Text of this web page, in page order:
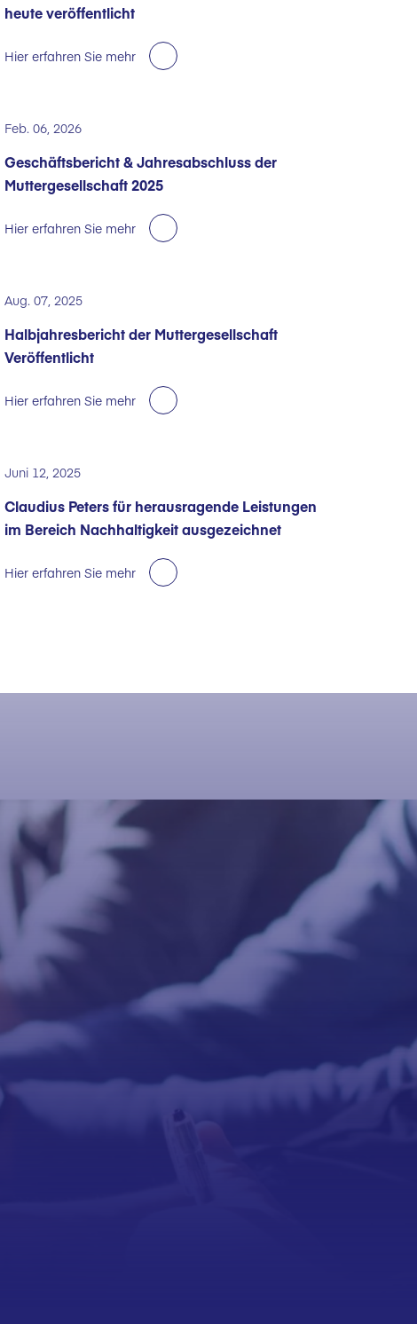
heute veröffentlicht
Hier erfahren Sie mehr
Feb. 06, 2026
Geschäftsbericht & Jahresabschluss der
Muttergesellschaft 2025
Hier erfahren Sie mehr
Aug. 07, 2025
Halbjahresbericht der Muttergesellschaft
Veröffentlicht
Hier erfahren Sie mehr
Juni 12, 2025
Claudius Peters für herausragende Leistungen
im Bereich Nachhaltigkeit ausgezeichnet
Hier erfahren Sie mehr